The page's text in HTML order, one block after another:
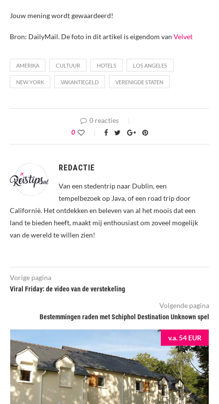
Jouw mening wordt gewaardeerd!
Bron: DailyMail. De foto in dit artikel is eigendom van Velvet
AMERIKA CULTUUR HOTELS LOS ANGELES
NEW YORK VAKANTIEGELD VERENIGDE STATEN
0 reacties
0
REDACTIE
Van een stedentrip naar Dublin, een
tempelbezoek op Java, of een road trip door
Californië. Het ontdekken en beleven van al het moois dat een
land te bieden heeft, maakt mij enthousiast om zoveel mogelijk
van de wereld te willen zien!
Vorige pagina
Viral Friday: de video van de verstekeling
Volgende pagina
Bestemmingen raden met Schiphol Destination Unknown spel
v.a. 54 EUR